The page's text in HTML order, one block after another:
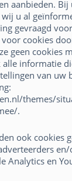
aanbieden. Bij
u al
gevraagd
cookies
geen cookies
informatie
van uw
themes/
.
ook cookies
Analytics en